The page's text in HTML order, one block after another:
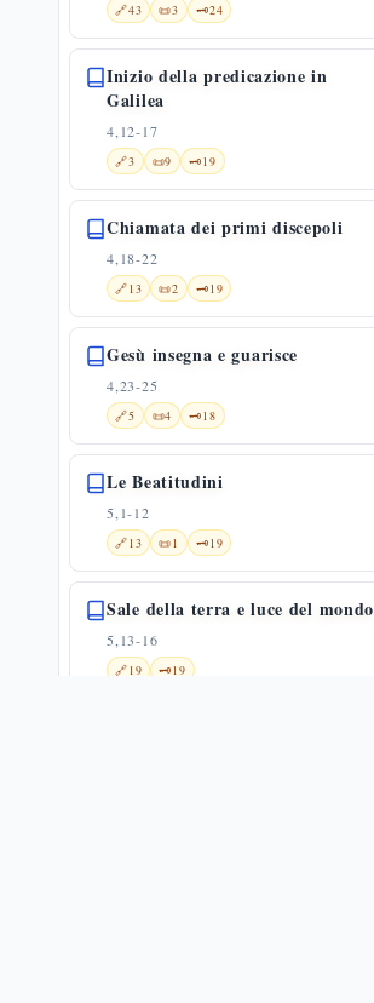
🔗43 📜3 🗝️24
Inizio della predicazione in
Galilea
4,12-17
🔗3 📜9 🗝️19
Chiamata dei primi discepoli
4,18-22
🔗13 📜2 🗝️19
Gesù insegna e guarisce
4,23-25
🔗5 📜4 🗝️18
Le Beatitudini
5,1-12
🔗13 📜1 🗝️19
Sale della terra e luce del mondo
5,13-16
🔗19 🗝️19